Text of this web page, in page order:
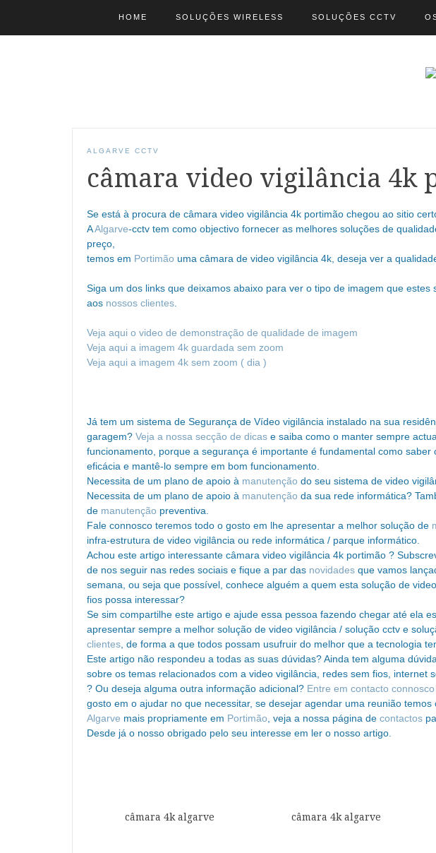
HOME SOLUÇÕES WIRELESS SOLUÇÕES CCTV
ALGARVE CCTV
câmara video vigilância 4k
Se está à procura de câmara video vigilância 4k portimão chegou ao sitio
AAlgarve-cctv tem como objectivo fornecer as melhores soluções de
preço,
temos em Portimão uma câmara de video vigilância 4k, deseja ver a
Siga um dos links que deixamos abaixo para ver o tipo de imagem que estes
aos nossos clientes
Veja aqui o video de demonstração de qualidade de imagem
Veja aqui a imagem 4k guardada sem zoom
Veja aqui a imagem 4k sem zoom ( dia )
Já tem um sistema de Segurança de Vídeo vigilância instalado na sua
garagem? Veja a nossa secção de dicas e saiba como o manter sempre
funcionamento, porque a segurança é importante é fundamental como saber
eficácia e mantê-lo sempre em bom funcionamento.
Necessita de um plano de apoio à manutenção do seu sistema de video
Necessita de um plano de apoio à manutenção da sua rede informática?
de manutenção preventiva.
Fale connosco teremos todo o gosto em lhe apresentar a melhor solução de
infra-estrutura de video vigilância ou rede informática / parque informático.
Achou este artigo interessante câmara video vigilância 4k portimão ?
de nos seguir nas redes sociais e fique a par das novidades que vamos
semana, ou seja que possível, conhece alguém a quem esta solução de
fios possa interessar?
Se sim compartilhe este artigo e ajude essa pessoa fazendo chegar até ela
apresentar sempre a melhor solução de video vigilância / solução cctv e
clientes , de forma a que todos possam usufruir do melhor que a tecnologia
Este artigo não respondeu a todas as suas dúvidas? Ainda tem alguma
sobre os temas relacionados com a video vigilância, redes sem fios, internet
? Ou deseja alguma outra informação adicional? Entre em contacto connosco
gosto em o ajudar no que necessitar, se desejar agendar uma reunião
Algarve mais propriamente em Portimão , veja a nossa página de contactos
Desde já o nosso obrigado pelo seu interesse em ler o nosso artigo.
câmara 4k algarve câmara 4k algarve